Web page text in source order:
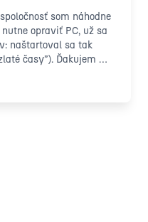
som náhodne
opraviť PC, už sa
naštartoval sa tak
časy”). Ďakujem